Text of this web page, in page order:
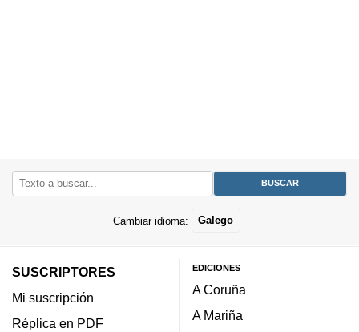
Cambiar idioma: Galego
SUSCRIPTORES
Mi suscripción
Réplica en PDF
EDICIONES
A Coruña
A Mariña